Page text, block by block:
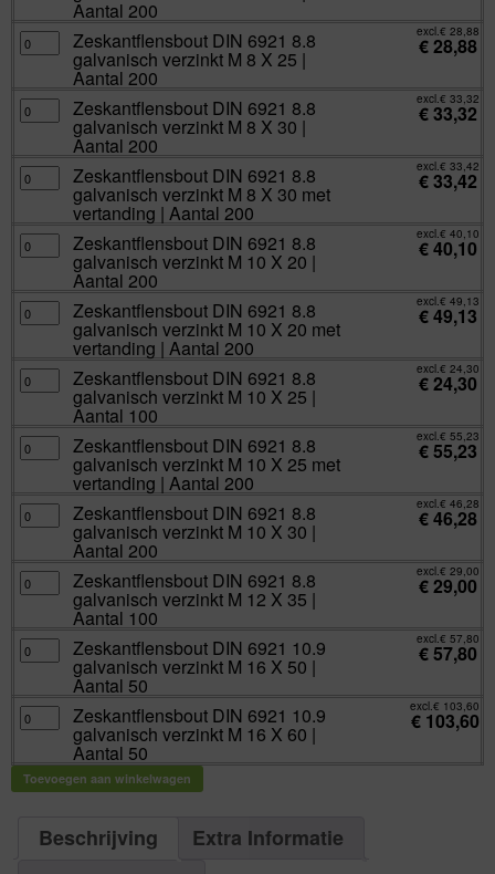
vertanding
Aantal
galvanisch
verzinkt
M
8
Aantal
200
aantal
Aantal 200
Zeskantflensbout
DIN
6921
galvanisch
verzinkt
M
8
Aantal
200
aantal
Zeskantflensbout DIN 6921 8.8
galvanisch verzinkt M 8 X 25 |
Aantal 200
excl. € 28,88
€28,88
Zeskantflensbout
DIN
6921
galvanisch
verzinkt
M
8
Aantal
200
aantal
Zeskantflensbout DIN 6921 8.8
galvanisch verzinkt M 8 X 30 |
Aantal 200
excl. € 33,32
€33,32
Zeskantflensbout
DIN
6921
galvanisch
verzinkt
M
8
vertanding
Aantal
Zeskantflensbout DIN 6921 8.8
galvanisch verzinkt M 8 X 30 met
vertanding | Aantal 200
excl. € 33,42
€33,42
Zeskantflensbout
DIN
6921
galvanisch
verzinkt
M
10
Aantal
200
aantal
Zeskantflensbout DIN 6921 8.8
galvanisch verzinkt M 10 X 20 |
Aantal 200
excl. € 40,10
€40,10
Zeskantflensbout
DIN
6921
galvanisch
verzinkt
M
10
vertanding
Aantal
Zeskantflensbout DIN 6921 8.8
galvanisch verzinkt M 10 X 20 met
vertanding | Aantal 200
excl. € 49,13
€49,13
Zeskantflensbout
DIN
6921
galvanisch
verzinkt
M
10
Aantal
100
aantal
Zeskantflensbout DIN 6921 8.8
galvanisch verzinkt M 10 X 25 |
Aantal 100
excl. € 24,30
€24,30
Zeskantflensbout
DIN
6921
galvanisch
verzinkt
M
10
vertanding
Aantal
Zeskantflensbout DIN 6921 8.8
galvanisch verzinkt M 10 X 25 met
vertanding | Aantal 200
excl. € 55,23
€55,23
Zeskantflensbout
DIN
6921
galvanisch
verzinkt
M
10
Aantal
200
aantal
Zeskantflensbout DIN 6921 8.8
galvanisch verzinkt M 10 X 30 |
Aantal 200
excl. € 46,28
€46,28
Zeskantflensbout
DIN
6921
galvanisch
verzinkt
M
12
Aantal
100
aantal
Zeskantflensbout DIN 6921 8.8
galvanisch verzinkt M 12 X 35 |
Aantal 100
excl. € 29,00
€29,00
Zeskantflensbout
DIN
6921
galvanisch
verzinkt
M
16
|
Aantal
50
Zeskantflensbout DIN 6921 10.9
galvanisch verzinkt M 16 X 50 |
Aantal 50
excl. € 57,80
€57,80
Zeskantflensbout
DIN
6921
galvanisch
verzinkt
M
16
Aantal
Zeskantflensbout DIN 6921 10.9
galvanisch verzinkt M 16 X 60 |
Aantal 50
excl. € 103,60
€ 103,60
Toevoegen aan winkelwagen
Beschrijving
Extra Informatie